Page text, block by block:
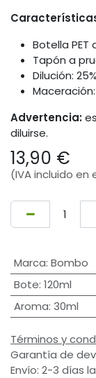
Botella PET
Tapón a
Dilución: 25%
Advertencia:
diluirse.
13,90 €
(IVA incluido en
Marca: Bombo
Bote: 120ml
Aroma: 30ml
Términos y
Garantía de
Envío: 2-3 días